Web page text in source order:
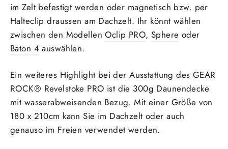
im Zelt befestigt werden oder magnetisch bzw. per
Halteclip draussen am Dachzelt. Ihr könnt wählen
zwischen den ModellenOclip PRO,Sphere oder
Baton 4auswählen.
Ein weiteres Highlight bei der Ausstattung des GEAR
ROCK® Revelstoke PRO ist die 300g Daunendecke
mit wasserabweisenden Bezug. Mit einer Größe von
180 x 210cm kann Sie im Dachzelt oder auch
genauso im Freien verwendet werden.